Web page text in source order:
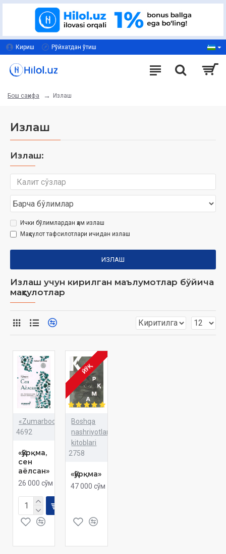
Кириш Рўйхатдан ўтиш
Бош саҳифа Излаш
Излаш
Излаш:
Ички бўлимлардан ҳам излаш
Маҳсулот тафсилотлари ичидан излаш
ИЗЛАШ
Излаш учун кирилган маълумотлар бўйича
маҳсулотлар
«Zumarbooks»
4692
«Қўрқма,
сен
аёлсан»
26 000 сўм
ЙЎҚ
Boshqa
nashriyotlar
kitoblari
2758
«Қўрқма»
47 000 сўм